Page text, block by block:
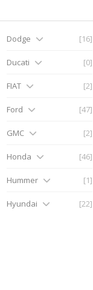
Dodge [16]
Ducati [0]
FIAT [2]
Ford [47]
GMC [2]
Honda [46]
Hummer [1]
Hyundai [22]